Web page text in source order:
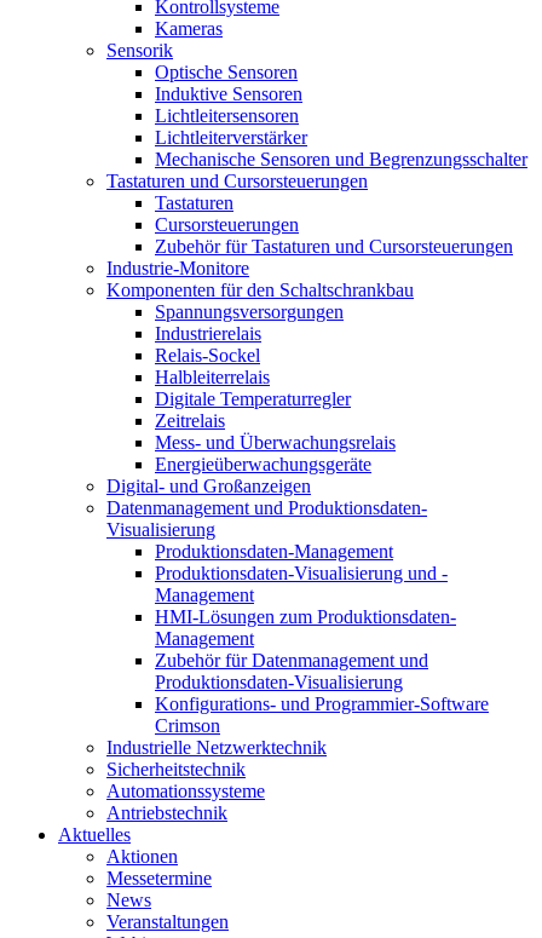
Kontrollsysteme
Kameras
Sensorik
Optische Sensoren
Induktive Sensoren
Lichtleitersensoren
Lichtleiterverstärker
Mechanische Sensoren und Begrenzungsschalter
Tastaturen und Cursorsteuerungen
Tastaturen
Cursorsteuerungen
Zubehör für Tastaturen und Cursorsteuerungen
Industrie-Monitore
Komponenten für den Schaltschrankbau
Spannungsversorgungen
Industrierelais
Relais-Sockel
Halbleiterrelais
Digitale Temperaturregler
Zeitrelais
Mess- und Überwachungsrelais
Energieüberwachungsgeräte
Digital- und Großanzeigen
Datenmanagement und Produktionsdaten-
Visualisierung
Produktionsdaten-Management
Produktionsdaten-Visualisierung und -
Management
HMI-Lösungen zum Produktionsdaten-
Management
Zubehör für Datenmanagement und
Produktionsdaten-Visualisierung
Konfigurations- und Programmier-Software
Crimson
Industrielle Netzwerktechnik
Sicherheitstechnik
Automationssysteme
Antriebstechnik
Aktuelles
Aktionen
Messetermine
News
Veranstaltungen